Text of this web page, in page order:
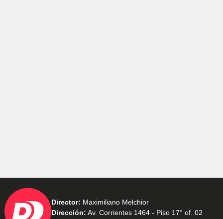
Director: Maximiliano Melchior
Dirección: Av. Corrientes 1464 - Piso 17° of. 02